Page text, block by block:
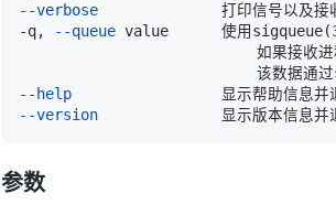
--verbose
-q,
--queue value      使用sigqueue(
如果接收进
--help
--version
参数